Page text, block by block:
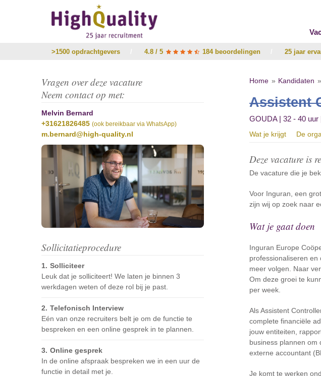
>1500 opdrachtgevers 4.8 / 5 184 beoordelingen 25 jaar
Vragen over deze vacature
Neem contact op met:
Melvin Bernard
+31621826485 (ook bereikbaar via WhatsApp)
m.bernard@high-quality.nl
Sollicitatieprocedure
Solliciteer
Leuk dat je solliciteert! We laten je binnen 3
werkdagen weten of deze rol bij je past.
Telefonisch Interview
Eén van onze recruiters belt je om de functie te
bespreken en een online gesprek in te plannen.
Online gesprek
In de online afspraak bespreken we in een uur de
functie in detail met je.
Home Kandidaten
Assistent
GOUDA | 32 - 40
Wat je krijgt De
Deze vacature is
De vacature die je
Voor Inguran, een
zijn wij op zoek naar
Wat je gaat doen
Inguran Europe
professionaliseren
meer volgen. Naar
Om deze groei te
per week.
Als Assistent
complete financiële
jouw entiteiten,
business plannen om
externe accountant
Je komt te werken